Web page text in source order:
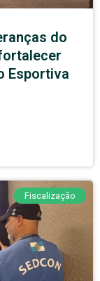
do
Esportiva
Fiscalização